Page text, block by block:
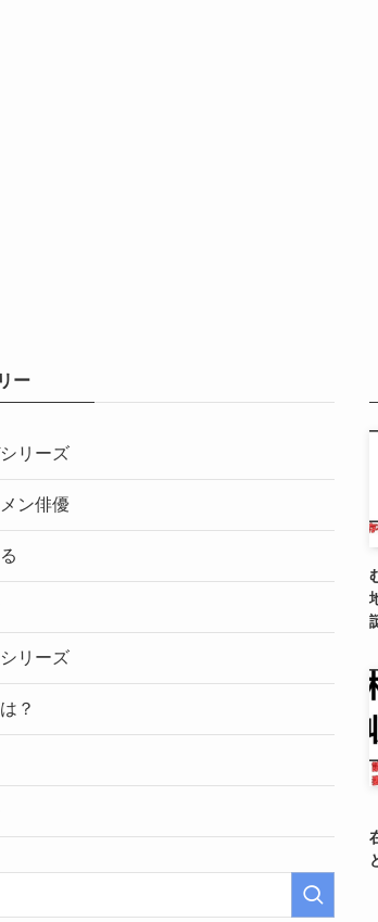
ー
リーズ
ン俳優
リーズ
？